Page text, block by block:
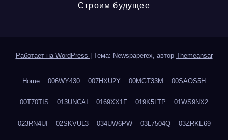
Строим будущее
Работает на WordPress Тема: Newspaperex, автор Themeansar
Home 006WY430 007HXU2Y 00MGT33M 00SAOS5H
00T70TIS 013UNCAI 0169XX1F 019K5LTP 01WS9NX2
023RN4UI 02SKVUL3 034UW6PW 03L7504Q 03ZRKE69